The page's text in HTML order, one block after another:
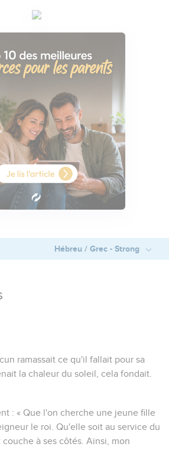
Hébreu / Grec - Strong
ramassait ce qu'il fallait pour sa
la chaleur du soleil, cela fondait.
: « Que l'on cherche une jeune fille
le roi. Qu'elle soit au service du
à ses côtés. Ainsi, mon